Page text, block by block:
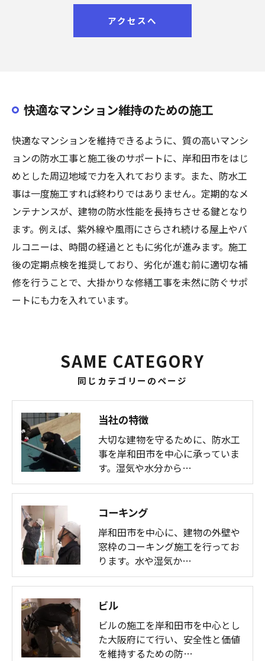
アクセスへ
快適なマンション維持のための施工
快適なマンションを維持できるように、質の高いマンシ
ョンの防水工事と施工後のサポートに、岸和田市をはじ
めとした周辺地域で力を入れております。また、防水工
事は一度施工すれば終わりではありません。定期的なメ
ンテナンスが、建物の防水性能を長持ちさせる鍵となり
ます。例えば、紫外線や風雨にさらされ続ける屋上やバ
ルコニーは、時間の経過とともに劣化が進みます。施工
後の定期点検を推奨しており、劣化が進む前に適切な補
修を行うことで、大掛かりな修繕工事を未然に防ぐサポ
ートにも力を入れています。
同じカテゴリーのページ
SAME CATEGORY
当社の特徴
大切な建物を守るために、防水工
事を岸和田市を中心に承っていま
す。湿気や水分から…
コーキング
岸和田市を中心に、建物の外壁や
窓枠のコーキング施工を行ってお
ります。水や湿気か…
ビル
ビルの施工を岸和田市を中心とし
た大阪府にて行い、安全性と価値
を維持するための防…